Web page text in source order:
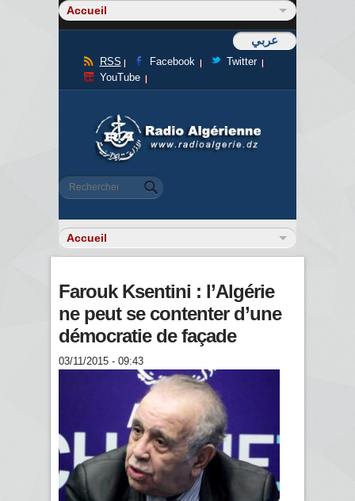
عربي
RSS Facebook
Twitter
YouTube
Formulaire de recherche
Rechercher
Farouk Ksentini : l’Algérie
ne peut se contenter d’une
démocratie de façade
03/11/2015 - 09:43